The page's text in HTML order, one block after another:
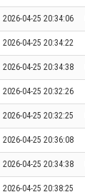
2026-04-25 20:34:06
2026-04-25 20:34:22
2026-04-25 20:34:38
2026-04-25 20:32:26
2026-04-25 20:32:25
2026-04-25 20:36:08
2026-04-25 20:34:38
2026-04-25 20:38:25